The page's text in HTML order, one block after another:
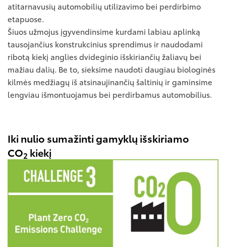
atitarnavusių automobilių utilizavimo bei perdirbimo
etapuose.
Šiuos užmojus įgyvendinsime kurdami labiau aplinką
tausojančius konstrukcinius sprendimus ir naudodami
ribotą kiekį anglies dvideginio išskiriančių žaliavų bei
mažiau dalių. Be to, sieksime naudoti daugiau biologinės
kilmės medžiagų iš atsinaujinančių šaltinių ir gaminsime
lengviau išmontuojamus bei perdirbamus automobilius.
Iki nulio sumažinti gamyklų išskiriamo
CO2 kiekį